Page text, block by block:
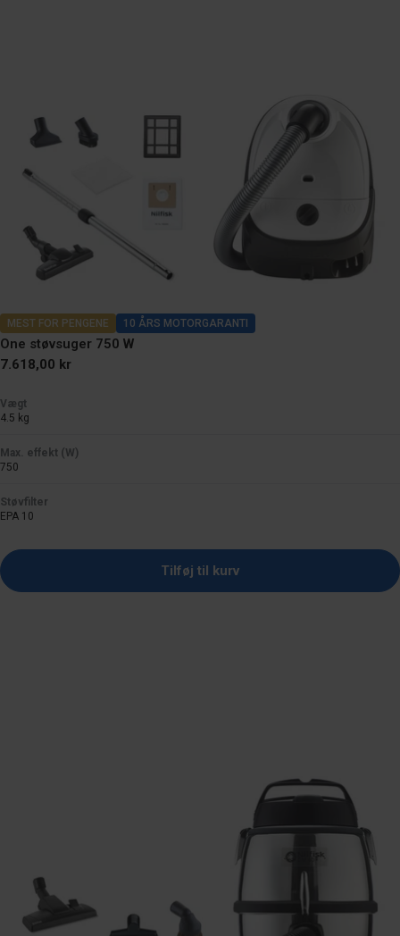
MEST FOR PENGENE 10 ÅRS MOTORGARANTI
One støvsuger 750 W
Normal
7.618,00 kr
Vægt
4.5 kg
Max. effekt (W)
750
Støvfilter
EPA 10
Tilføj til kurv